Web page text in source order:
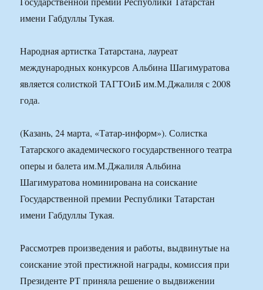
имени Габдуллы Тукая.
Народная артистка Татарстана, лауреат
международных конкурсов Альбина Шагимуратова
является солисткой ТАГТОиБ им.М.Джалиля с 2008
года.
(Казань, 24 марта, «Татар-информ»). Солистка
Татарского академического государственного театра
оперы и балета им.М.Джалиля Альбина
Шагимуратова номинирована на соискание
Государственной премии Республики Татарстан
имени Габдуллы Тукая.
Рассмотрев произведения и работы, выдвинутые на
соискание этой престижной награды, комиссия при
Президенте РТ приняла решение о выдвижении